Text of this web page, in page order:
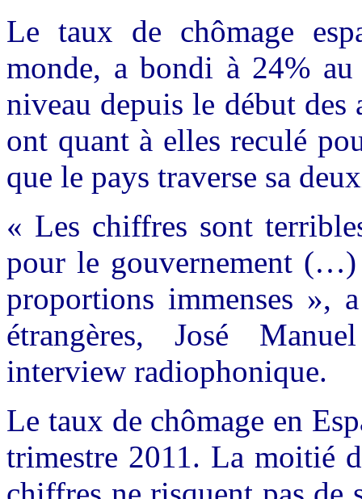
Le taux de chômage
monde, a bondi à 24%
niveau depuis le début des
ont quant à elles reculé
que le pays traverse sa
« Les chiffres sont
pour le gouvernement (…)
proportions immenses »,
étrangères, José
interview radiophonique.
Le taux de chômage en
trimestre 2011. La moitié